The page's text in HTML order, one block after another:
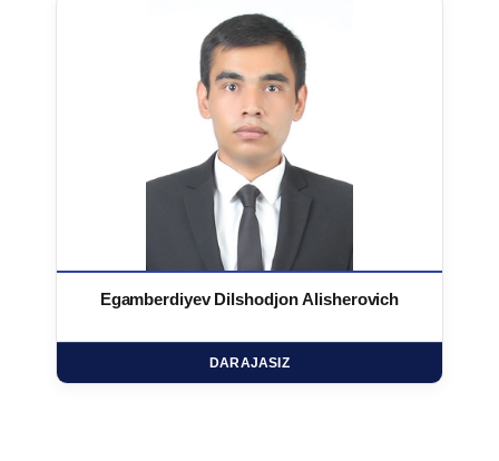
Egamberdiyev Dilshodjon Alisherovich
DARAJASIZ